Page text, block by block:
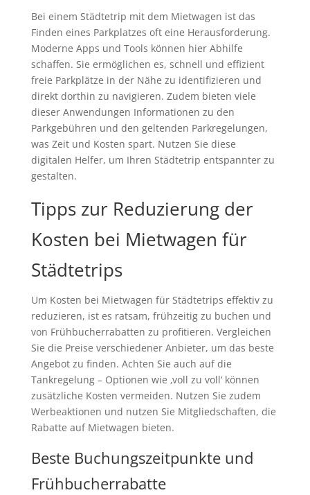
Bei einem Städtetrip mit dem Mietwagen ist das
Finden eines Parkplatzes oft eine Herausforderung.
Moderne Apps und Tools können hier Abhilfe
schaffen. Sie ermöglichen es, schnell und effizient
freie Parkplätze in der Nähe zu identifizieren und
direkt dorthin zu navigieren. Zudem bieten viele
dieser Anwendungen Informationen zu den
Parkgebühren und den geltenden Parkregelungen,
was Zeit und Kosten spart. Nutzen Sie diese
digitalen Helfer, um Ihren Städtetrip entspannter zu
gestalten.
Tipps zur Reduzierung der
Kosten bei Mietwagen für
Städtetrips
Um Kosten bei Mietwagen für Städtetrips effektiv zu
reduzieren, ist es ratsam, frühzeitig zu buchen und
von Frühbucherrabatten zu profitieren. Vergleichen
Sie die Preise verschiedener Anbieter, um das beste
Angebot zu finden. Achten Sie auch auf die
Tankregelung – Optionen wie ‚voll zu voll‘ können
zusätzliche Kosten vermeiden. Nutzen Sie zudem
Werbeaktionen und nutzen Sie Mitgliedschaften, die
Rabatte auf Mietwagen bieten.
Beste Buchungszeitpunkte und
Frühbucherrabatte